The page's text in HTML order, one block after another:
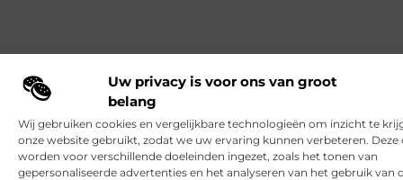
Uw privacy is voor ons van groot
belang
Wij gebruiken cookies en vergelijkbare technologieën om inzicht te
onze website gebruikt, zodat we uw ervaring kunnen verbeteren. Deze
worden voor verschillende doeleinden ingezet, zoals het tonen van
gepersonaliseerde advertenties en het analyseren van het gebruik van